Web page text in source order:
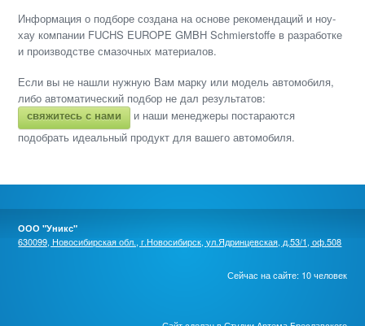
Информация о подборе создана на основе рекомендаций и ноу-
хау компании FUCHS EUROPE GMBH Schmierstoffe в разработке
и производстве смазочных материалов.
Если вы не нашли нужную Вам марку или модель автомобиля,
либо автоматический подбор не дал результатов:
свяжитесь с нами
и наши менеджеры постараются
подобрать идеальный продукт для вашего автомобиля.
ООО "Уникс"
630099, Новосибирская обл., г.Новосибирск, ул.Ядринцевская, д.53/1, оф.508
Сейчас на сайте: 10 человек